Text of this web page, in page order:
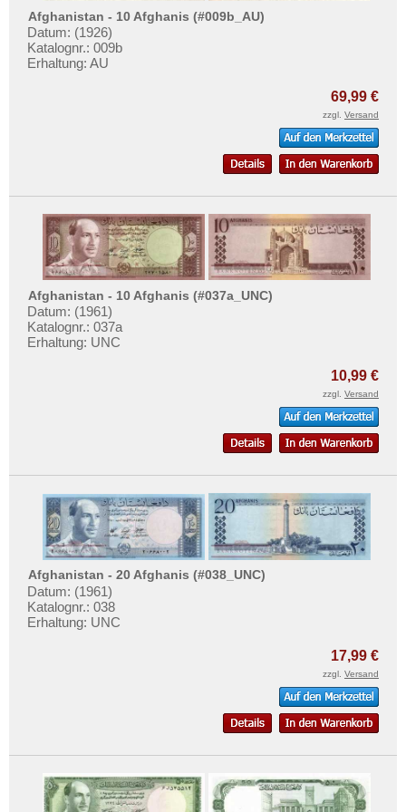
Korea (alt)
Kuwait
Laos
Malaysia
Malediven
Mongolei
Myanmar
Nagorny Karabach
Nepal
Philippinen
Portugiesisch Indien
Saudi Arabien
Singapur
Sri Lanka
Straits Settlements
Thailand
Timor
Mehr über...
Zahlungsbedingungen
Privatsphäre und Datenschutz
Afghanistan - 10 Afghanis (#009b_AU)
Datum: (1926)
Katalognr.: 009b
Erhaltung: AU
69,99 €
zzgl. Versand
Afghanistan - 10 Afghanis (#037a_UNC)
Datum: (1961)
Katalognr.: 037a
Erhaltung: UNC
10,99 €
zzgl. Versand
Afghanistan - 20 Afghanis (#038_UNC)
Datum: (1961)
Katalognr.: 038
Erhaltung: UNC
17,99 €
zzgl. Versand